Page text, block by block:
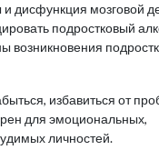
дисфункция мозговой
подростковый
возникновения
избавиться от
для эмоциональных,
личностей.